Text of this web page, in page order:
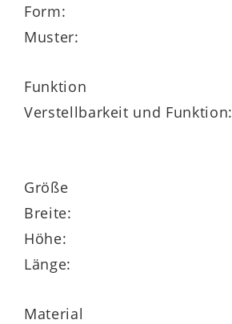
Form:
Muster:
Funktion
Verstellbarkeit und Funktion:
Größe
Breite:
Höhe:
Länge:
Material